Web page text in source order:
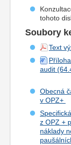
tohoto
Soubory
Text
audit
Obecná
v OPZ+
z OPZ +
náklady